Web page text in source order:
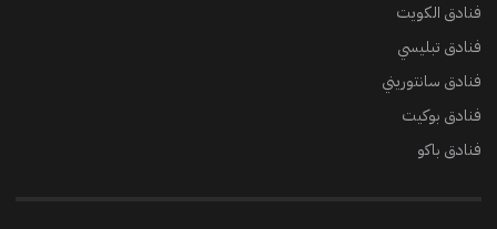
فنادق الكويت
فنادق تبليسي
فنادق سانتوريني
فنادق بوكيت
فنادق باكو